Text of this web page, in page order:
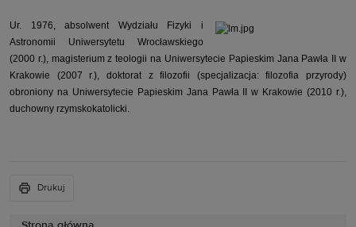
Ur. 1976, absolwent Wydziału Fizyki i
Astronomii Uniwersytetu Wrocławskiego
(2000 r.), magisterium z teologii na Uniwersytecie Papieskim Jana Pawła II w
Krakowie (2007 r.), doktorat z filozofii (specjalizacja: filozofia przyrody)
obroniony na Uniwersytecie Papieskim Jana Pawła II w Krakowie (2010 r.),
duchowny rzymskokatolicki.
Drukuj